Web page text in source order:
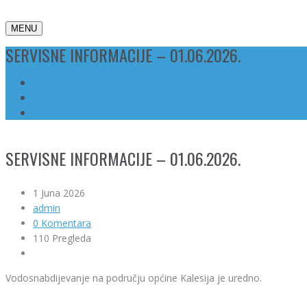
MENU
SERVISNE INFORMACIJE – 01.06.2026.
SERVISNE INFORMACIJE – 01.06.2026.
1 Juna 2026
admin
0 Komentara
110 Pregleda
Vodosnabdijevanje na području općine Kalesija je uredno.